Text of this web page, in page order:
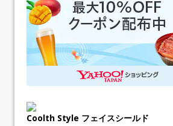
Coolth Style フェイスシールド